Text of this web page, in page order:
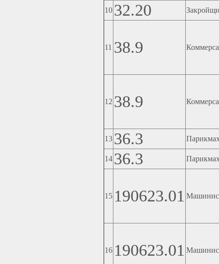
10 32.20
11 38.9
12 38.9
13 36.3
14 36.3
15 190623.01
16 190623.01